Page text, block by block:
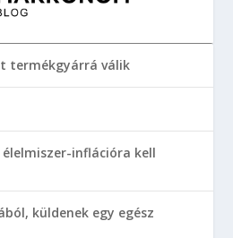
termékgyárrá válik
inflációra kell
küldenek egy egész